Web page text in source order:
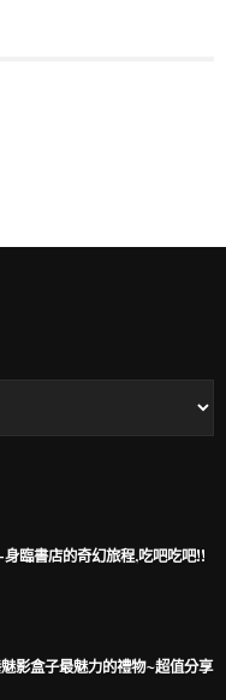
臨書店的奇幻旅程,吃吧吃吧!!
影盒子最魅力的禮物~超值分享